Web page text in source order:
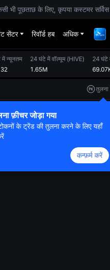
भी पूछताछ के लिए, कृपया कस्टमर
सेंटर रिवॉर्ड हब अधिक
न्यूनतम
24 घंटे में वॉल्यूम(HIVE)
1.65M
24 घंटे
फ़ीचर जोड़ा गया
टोकनों के ट्रेंड की तुलना करने के लिए यहाँ
कन्फ़र्म करें